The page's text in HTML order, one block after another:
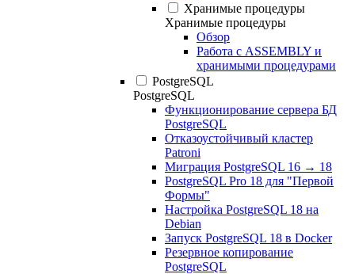
Хранимые процедуры
Хранимые процедуры
Обзор
Работа с ASSEMBLY и
хранимыми процедурами
PostgreSQL
PostgreSQL
Функционирование сервера БД
PostgreSQL
Отказоустойчивый кластер
Patroni
Миграция PostgreSQL 16 → 18
PostgreSQL Pro 18 для "Первой
Формы"
Настройка PostgreSQL 18 на
Debian
Запуск PostgreSQL 18 в Docker
Резервное копирование
PostgreSQL